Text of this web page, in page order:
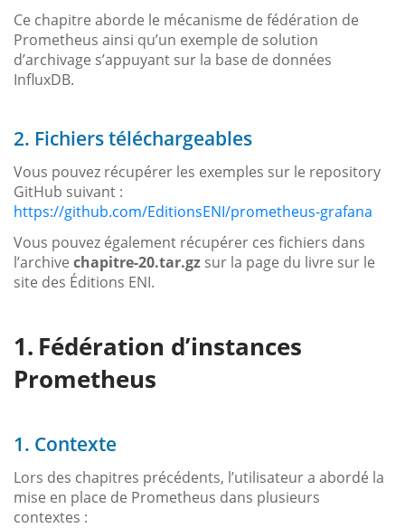
Ce chapitre aborde le mécanisme de fédération de
Prometheus ainsi qu’un exemple de solution
d’archivage s’appuyant sur la base de données
InfluxDB.
2. Fichiers téléchargeables
Vous pouvez récupérer les exemples sur le repository
GitHub suivant :
https://github.com/EditionsENI/prometheus-grafana
Vous pouvez également récupérer ces fichiers dans
l’archive chapitre-20.tar.gz sur la page du livre sur le
site des Éditions ENI.
Fédération d’instances
Prometheus
1. Contexte
Lors des chapitres précédents, l’utilisateur a abordé la
mise en place de Prometheus dans plusieurs
contextes :